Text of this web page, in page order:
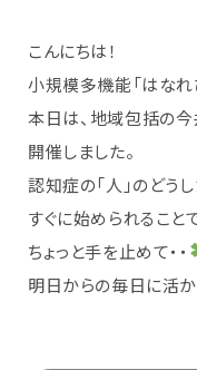
こんにちは！
小規模多機能「はなれ
本日は、地域包括の
開催しました。
認知症の「人」のどう
すぐに始められること
ちょっと手を止めて・・
明日からの毎日に活